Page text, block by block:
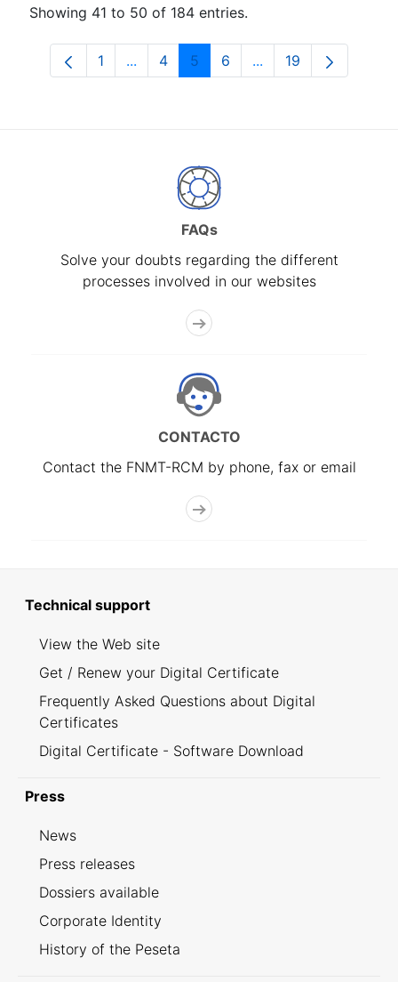
Showing 41 to 50 of 184 entries.
Page
1 ...Intermediate Pages Use TAB to
Page
4 Page
5 Page
6 ...Intermediate Pages
Page
19
FAQs
Solve your doubts regarding the different
processes involved in our websites
CONTACTO
Contact the FNMT-RCM by phone, fax or email
Technical support
View the Web site
Get / Renew your Digital Certificate
Frequently Asked Questions about Digital
Certificates
Digital Certificate - Software Download
Press
News
Press releases
Dossiers available
Corporate Identity
History of the Peseta